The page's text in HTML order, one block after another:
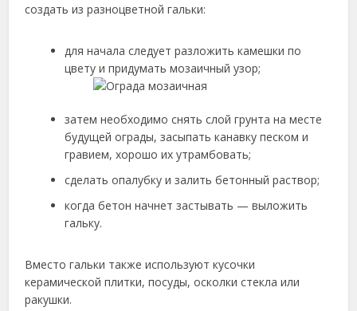
создать из разноцветной гальки:
для начала следует разложить камешки по
цвету и придумать мозаичный узор;
затем необходимо снять слой грунта на месте
будущей ограды, засыпать канавку песком и
гравием, хорошо их утрамбовать;
сделать опалубку и залить бетонный раствор;
когда бетон начнет застывать — выложить
гальку.
Вместо гальки также используют кусочки
керамической плитки, посуды, осколки стекла или
ракушки.